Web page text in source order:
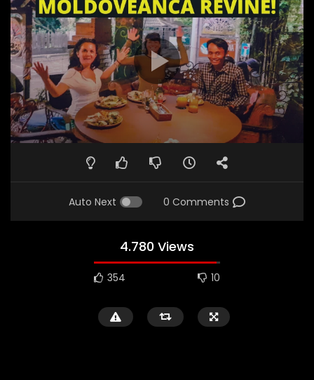
Auto Next 0 Comments
4.780 Views
354 10